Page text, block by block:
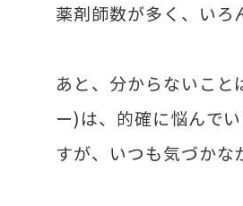
薬剤師数が多く、いろ
あと、分からないこ
ー)は、的確に悩んで
すが、いつも気づかな